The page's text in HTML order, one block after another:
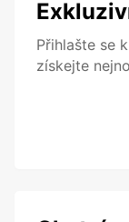
Přihlašte se
získejte